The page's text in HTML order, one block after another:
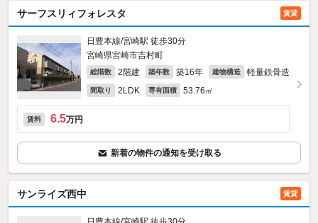
サーフスリィフォレスタ 賃貸
日豊本線/宮崎駅 徒歩30分
宮崎県宮崎市吉村町
総階数 2階建 築年数 築16年 建物構造 軽量鉄骨造
間取り 2LDK 専有面積 53.76㎡
賃料 6.5万円
新着の物件の通知を受け取る
サンライズ西中 賃貸